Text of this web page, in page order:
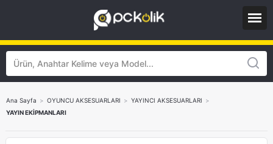
Ana Sayfa > OYUNCU AKSESUARLARI > YAYINCI AKSESUARLARI >
YAYIN EKİPMANLARI